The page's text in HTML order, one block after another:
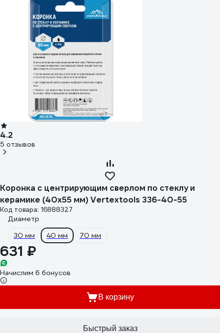
4.2
5 отзывов
Коронка с центрирующим сверлом по стеклу и
керамике (40х55 мм) Vertextools 336-40-55
Код товара: 16888327
Диаметр
30 мм
40 мм 70 мм
631 ₽
Начислим 6 бонусов
В корзину
Быстрый заказ